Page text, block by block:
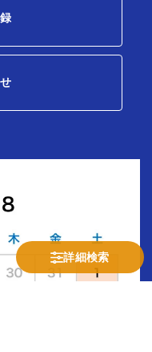
詳細検索